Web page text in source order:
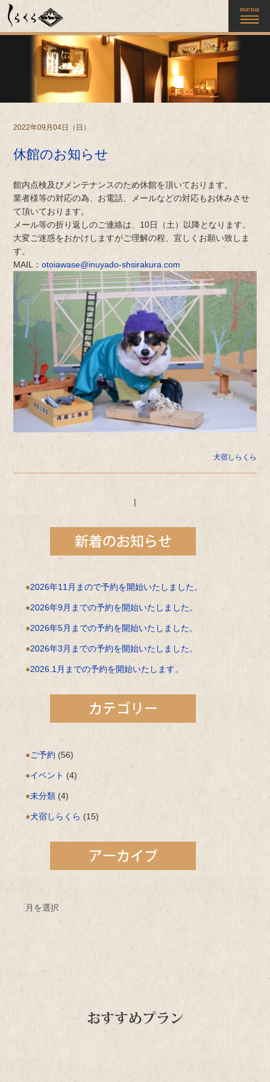
2022年09月04日（日）
休館のお知らせ
館内点検及びメンテナンスのため休館を頂いております。
業者様等の対応の為、お電話、メールなどの対応もお休みさせ
て頂いております。
メール等の折り返しのご連絡は、10日（土）以降となります。
大変ご迷惑をおかけしますがご理解の程、宜しくお願い致しま
す。
MAIL：otoiawase@inuyado-shsirakura.com
犬宿しらくら
|
2026年11月まので予約を開始いたしました。
2026年9月までの予約を開始いたしました。
2026年5月までの予約を開始いたしました。
2026年3月までの予約を開始いたしました。
2026.1月までの予約を開始いたします。
ご予約 (56)
イベント (4)
未分類 (4)
犬宿しらくら (15)
月を選択